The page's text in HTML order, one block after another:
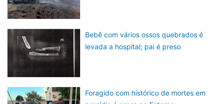
Bebê com vários ossos quebrados é
levada a hospital; pai é preso
Foragido com histórico de mortes em